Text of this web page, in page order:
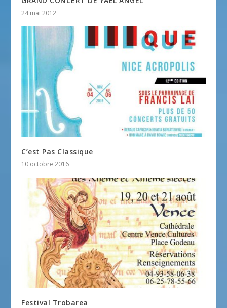
24 mai 2012
C’est Pas Classique
10 octobre 2016
Festival Trobarea